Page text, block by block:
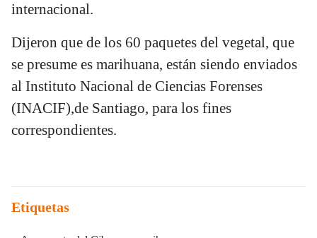
internacional.
Dijeron que de los 60 paquetes del vegetal, que
se presume es marihuana, están siendo enviados
al Instituto Nacional de Ciencias Forenses
(INACIF),de Santiago, para los fines
correspondientes.
Etiquetas